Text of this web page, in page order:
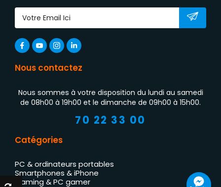
Nous contactez
Nous sommes à votre disposition du lundi au samedi
de 08h00 à 19h00 et le dimanche de 09h00 à 15h00.
70 22 33 00
Catégories
PC & ordinateurs portables
Smartphones & iPhone
Gaming & PC gamer